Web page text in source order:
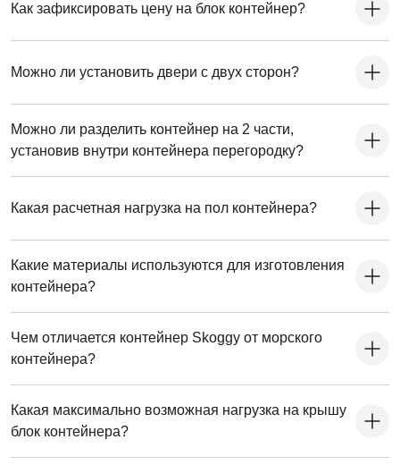
Как зафиксировать цену на блок контейнер?
Можно ли установить двери с двух сторон?
Можно ли разделить контейнер на 2 части,
установив внутри контейнера перегородку?
Какая расчетная нагрузка на пол контейнера?
Какие материалы используются для изготовления
контейнера?
Чем отличается контейнер Skoggy от морского
контейнера?
Какая максимально возможная нагрузка на крышу
блок контейнера?